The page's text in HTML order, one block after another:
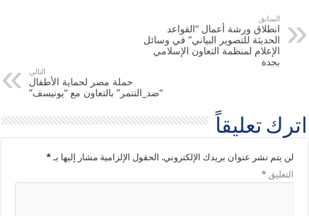
السابق
انطلاق ورشة أعمال “القواعد
الحديثة للتصوير البياني” في وسائل
الإعلام لمنظمة التعاون الإسلامي
بجدة
التالي
حملة مصر لحماية الأطفال
“ضد_التنمر” بالتعاون مع “يونيسف”
اترك تعليقاً
لن يتم نشر عنوان بريدك الإلكتروني. الحقول الإلزامية مشار إليها بـ*
التعليق*